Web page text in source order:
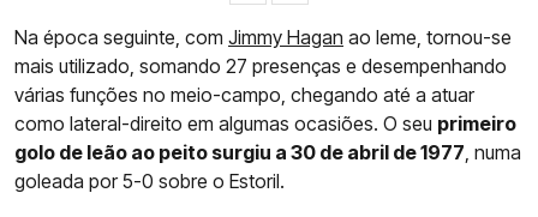
Na época seguinte, com Jimmy Hagan ao leme, tornou-se
mais utilizado, somando 27 presenças e desempenhando
várias funções no meio-campo, chegando até a atuar
como lateral-direito em algumas ocasiões. O seu primeiro
golo de leão ao peito surgiu a 30 de abril de 1977, numa
goleada por 5-0 sobre o Estoril.